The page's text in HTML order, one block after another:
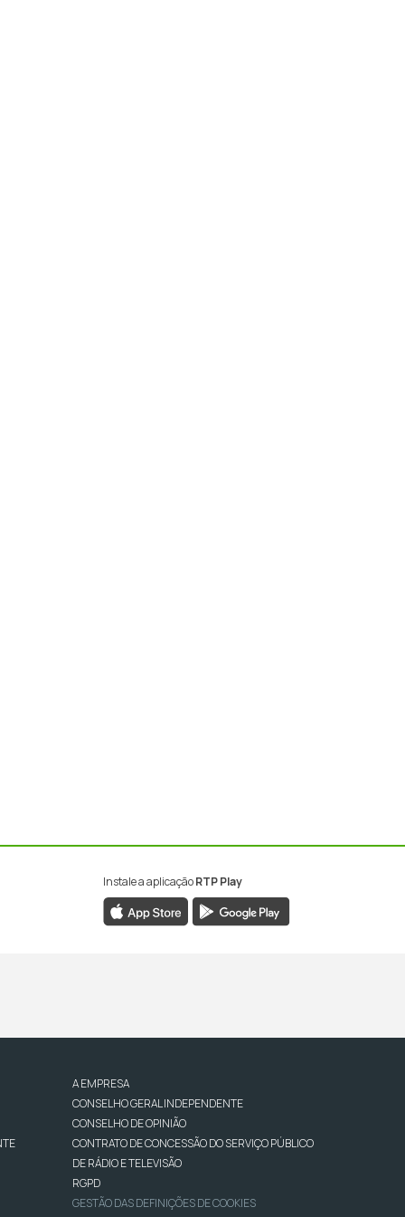
Instale a aplicaçãoRTP Play
A EMPRESA
CONSELHO GERAL INDEPENDENTE
CONSELHO DE OPINIÃO
CONTRATO DE CONCESSÃO DO SERVIÇO PÚBLICO
DE RÁDIO E TELEVISÃO
RGPD
GESTÃO DAS DEFINIÇÕES DE COOKIES